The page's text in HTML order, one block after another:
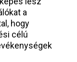
a
hogy
célú